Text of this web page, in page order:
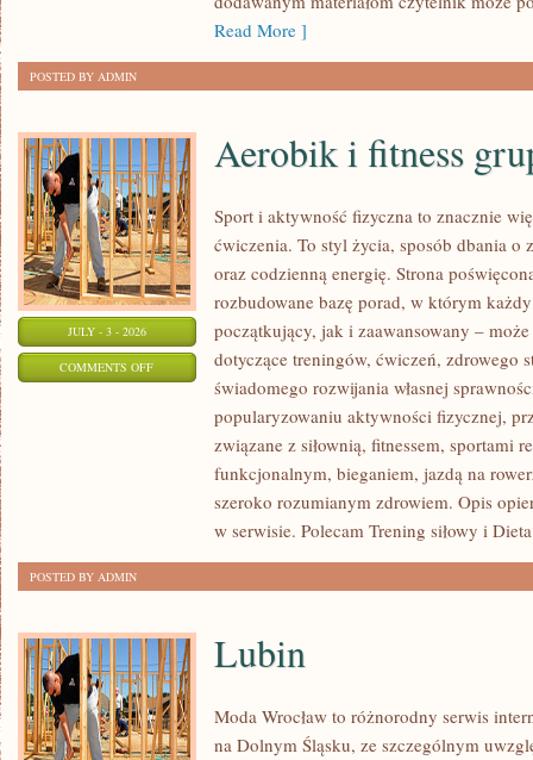
Read More ]
POSTED BY ADMIN
JULY - 3 - 2026
COMMENTS OFFON
Aerobik i fitness
Sport i aktywność fizyczna to znacznie
ćwiczenia. To styl życia, sposób dbania o
oraz codzienną energię. Strona
rozbudowane bazę porad, w którym
początkujący, jak i zaawansowany –
dotyczące treningów, ćwiczeń, zdrowego
świadomego rozwijania własnej
popularyzowaniu aktywności fizycznej,
związane z siłownią, fitnessem, sportami
funkcjonalnym, bieganiem, jazdą na
szeroko rozumianym zdrowiem. Opis
w serwisie. Polecam Trening siłowy i
POSTED BY ADMIN
Lubin
Moda Wrocław to różnorodny serwis
na Dolnym Śląsku, ze szczególnym